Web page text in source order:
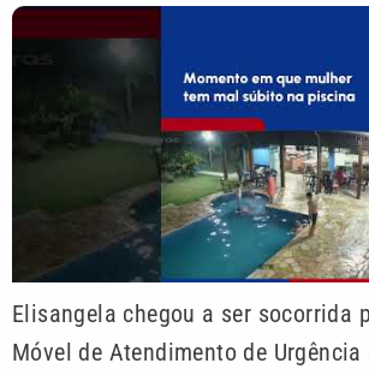
Elisangela chegou a ser socorrida
Móvel de Atendimento de Urgência